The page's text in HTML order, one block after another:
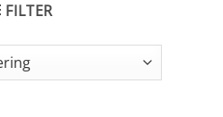
FILTER